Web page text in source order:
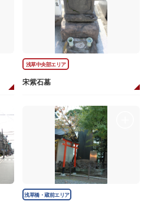
浅草中央部エリア
宋紫石墓
浅草橋・蔵前エリア